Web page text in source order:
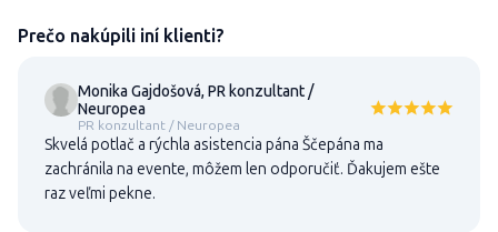
Prečo nakúpili iní klienti?
Monika Gajdošová, PR konzultant /
Neuropea
PR konzultant / Neuropea
Skvelá potlač a rýchla asistencia pána Ščepána ma
zachránila na evente, môžem len odporučiť. Ďakujem ešte
raz veľmi pekne.